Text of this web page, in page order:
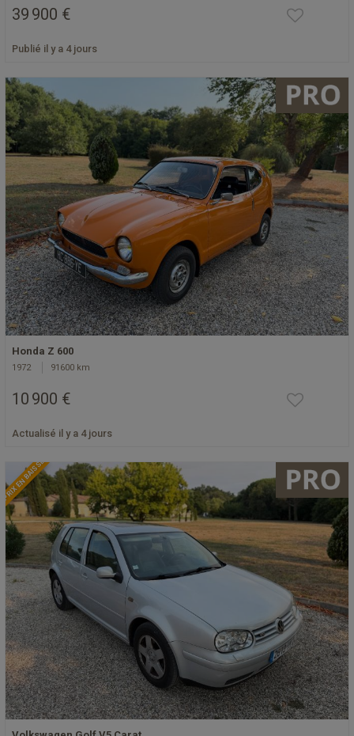
39 900 €
Publié il y a 4 jours
Honda Z 600
1972 91600 km
10 900 €
Actualisé il y a 4 jours
PRIX EN BAISSE